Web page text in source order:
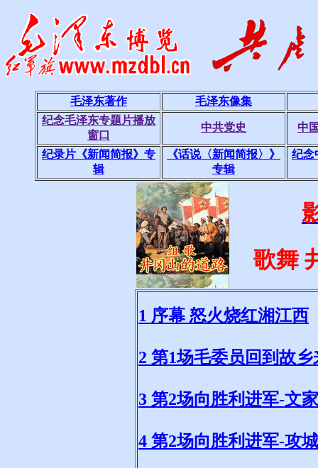
毛泽东著作
毛泽东像集
纪念毛泽东专题片播放
窗口
中共党史 中
纪录片《新闻简报》专
辑
《话说〈新闻简报〉》
专辑
纪念
歌舞
1 序幕 怒火烧红湘江西
2 第1场毛委员回到故乡
3 第2场向胜利进军-文
4 第2场向胜利进军-攻